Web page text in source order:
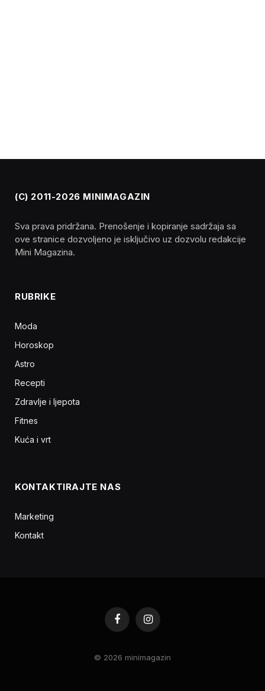
(C) 2011-2026 MINIMAGAZIN
Sva prava pridržana. Prenošenje i kopiranje sadržaja sa
ove stranice dozvoljeno je isključivo uz dozvolu redakcije
Mini Magazina.
RUBRIKE
Moda
Horoskop
Astro
Recepti
Zdravlje i ljepota
Fitnes
Kuća i vrt
KONTAKTIRAJTE NAS
Marketing
Kontakt
FacebookInstagram
© 2026 minimagazin